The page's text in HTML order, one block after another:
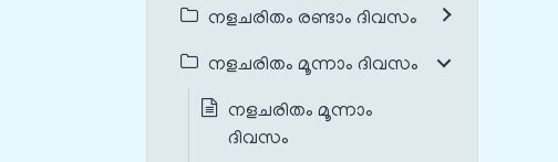
നളചരിതം രണ്ടാം ദിവസം
നളചരിതം മൂന്നാം ദിവസം
നളചരിതം മൂന്നാം
ദിവസം